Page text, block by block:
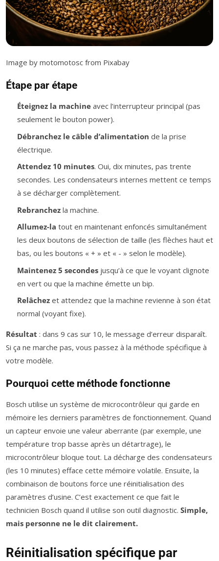
Image by motomotosc from Pixabay
Étape par étape
Éteignez la machineavec l’interrupteur principal (pas
seulement le bouton power).
Débranchez le câble d’alimentation de la prise
électrique.
Attendez 10 minutes. Oui, dix minutes, pas trente
secondes. Les condensateurs internes mettent ce temps
à se décharger complètement.
Rebranchezla machine.
Allumez-la tout en maintenant enfoncés simultanément
les deux boutons de sélection de taille (les flèches haut et
bas, ou les boutons « + » et « - » selon le modèle).
Maintenez 5 secondesjusqu’à ce que le voyant clignote
en vert ou que la machine émette un bip.
Relâchezet attendez que la machine revienne à son état
normal (voyant fixe).
Résultat : dans 9 cas sur 10, le message d’erreur disparaît.
Si ça ne marche pas, vous passez à la méthode spécifique à
votre modèle.
Pourquoi cette méthode fonctionne
Bosch utilise un système de microcontrôleur qui garde en
mémoire les derniers paramètres de fonctionnement. Quand
un capteur envoie une valeur aberrante (par exemple, une
température trop basse après un détartrage), le
microcontrôleur bloque tout. La décharge des condensateurs
(les 10 minutes) efface cette mémoire volatile. Ensuite, la
combinaison de boutons force une réinitialisation des
paramètres d’usine. C’est exactement ce que fait le
technicien Bosch quand il utilise son outil diagnostic. Simple,
mais personne ne le dit clairement.
Réinitialisation spécifique par